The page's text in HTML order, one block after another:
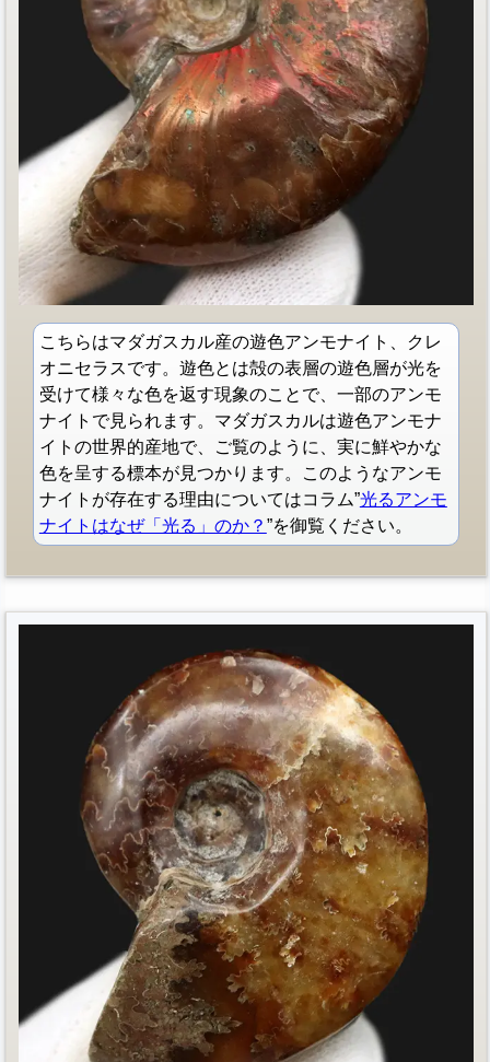
こちらはマダガスカル産の遊色アンモナイト、クレ
オニセラスです。遊色とは殻の表層の遊色層が光を
受けて様々な色を返す現象のことで、一部のアンモ
ナイトで見られます。マダガスカルは遊色アンモナ
イトの世界的産地で、ご覧のように、実に鮮やかな
色を呈する標本が見つかります。このようなアンモ
ナイトが存在する理由についてはコラム”光るアンモ
ナイトはなぜ「光る」のか？ ”を御覧ください。